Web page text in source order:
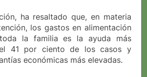
ha resaltado que, en materia
los gastos en alimentación
la familia es la ayuda más
41 por ciento de los casos y
económicas más elevadas.